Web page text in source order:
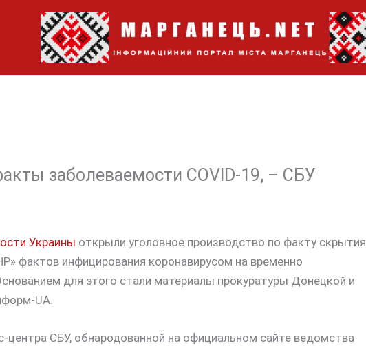
заболеваемости COVID-19, – СБУ
Украины открыли уголовное производство по факту скрытия
фактов инфицирования коронавирусом на временно
для этого стали материалы прокуратуры Донецкой и
UA.
центра СБУ, обнародованной на официальном сайте ведомства